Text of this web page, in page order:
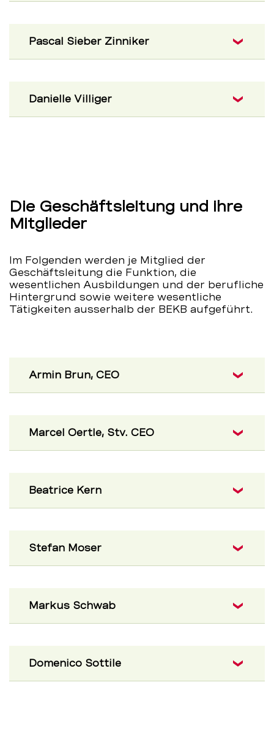
Pascal Sieber Zinniker
Danielle Villiger
Die Geschäftsleitung und ihre
Mitglieder
Im Folgenden werden je Mitglied der
Geschäftsleitung die Funktion, die
wesentlichen Ausbildungen und der berufliche
Hintergrund sowie weitere wesentliche
Tätigkeiten ausserhalb der BEKB aufgeführt.
Armin Brun, CEO
Marcel Oertle, Stv. CEO
Beatrice Kern
Stefan Moser
Markus Schwab
Domenico Sottile